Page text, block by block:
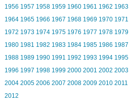
1956 1957 1958 1959 1960 1961 1962 1963
1964 1965 1966 1967 1968 1969 1970 1971
1972 1973 1974 1975 1976 1977 1978 1979
1980 1981 1982 1983 1984 1985 1986 1987
1988 1989 1990 1991 1992 1993 1994 1995
1996 1997 1998 1999 2000 2001 2002 2003
2004 2005 2006 2007 2008 2009 2010 2011
2012